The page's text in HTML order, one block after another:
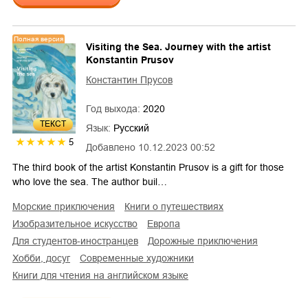
ТЕКСТ
Полная версия
5 Добавлено 10.12.2023 00:52
Visiting the Sea. Journey with the artist
Konstantin Prusov
Константин Прусов
Год выхода: 2020
Язык: Русский
The third book of the artist Konstantin Prusov is a gift for those
who love the sea. The author buil…
морские приключения
книги о путешествиях
изобразительное искусство
Европа
для студентов-иностранцев
дорожные приключения
хобби, досуг
современные художники
книги для чтения на английском языке